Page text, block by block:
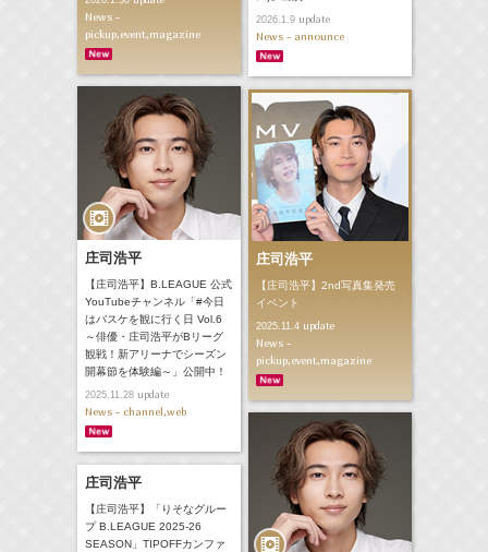
News -
pickup,event,magazine
2026.1.9update
News - announce
庄司浩平
【庄司浩平】B.LEAGUE 公式
YouTubeチャンネル「#今日
はバスケを観に行く日 Vol.6
～俳優・庄司浩平がBリーグ
観戦！新アリーナでシーズン
開幕節を体験編～」公開中！
2025.11.28update
News - channel,web
庄司浩平
【庄司浩平】2nd写真集発売
イベント
2025.11.4update
News -
pickup,event,magazine
庄司浩平
【庄司浩平】「りそなグルー
プ B.LEAGUE 2025-26
SEASON」TIPOFFカンファ